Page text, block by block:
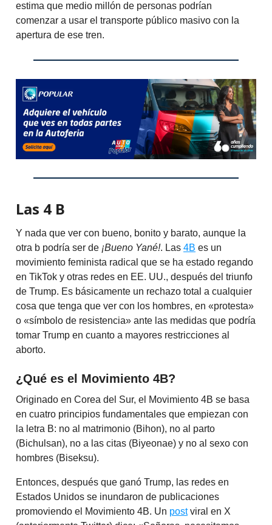
estima que medio millón de personas podrían
comenzar a usar el transporte público masivo con la
apertura de ese tren.
Las 4 B
Y nada que ver con bueno, bonito y barato, aunque la
otra b podría ser de ¡Bueno Yané!. Las 4B es un
movimiento feminista radical que se ha estado regando
en TikTok y otras redes en EE. UU., después del triunfo
de Trump. Es básicamente un rechazo total a cualquier
cosa que tenga que ver con los hombres, en «protesta»
o «símbolo de resistencia» ante las medidas que podría
tomar Trump en cuanto a mayores restricciones al
aborto.
¿Qué es el Movimiento 4B?
Originado en Corea del Sur, el Movimiento 4B se basa
en cuatro principios fundamentales que empiezan con
la letra B: no al matrimonio (Bihon), no al parto
(Bichulsan), no a las citas (Biyeonae) y no al sexo con
hombres (Biseksu).
Entonces, después que ganó Trump, las redes en
Estados Unidos se inundaron de publicaciones
promoviendo el Movimiento 4B. Un postviral en X